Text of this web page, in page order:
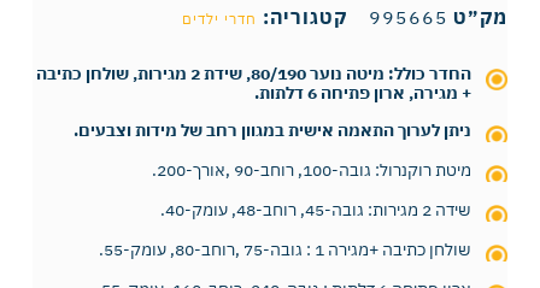
מק״ט 995665 קטגוריה: חדרי ילדים
החדר כולל: מיטה נוער 80/190, שידת 2 מגירות, שולחן כתיבה
+ מגירה, ארון פתיחה 6 דלתות.
ניתן לערוך התאמה אישית במגוון רחב של מידות וצבעים.
מיטת רוקנרול: גובה-100, רוחב-90 ,אורך-200.
שידה 2 מגירות: גובה-45, רוחב-48, עומק-40.
שולחן כתיבה +מגירה 1 : גובה-75 ,רוחב-80, עומק-55.